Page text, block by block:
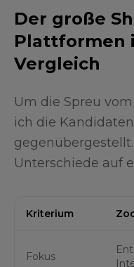
Der große
Plattformen
Vergleich
Um die Spreu
ich die
Unterschiede auf
Kriterium
Fokus